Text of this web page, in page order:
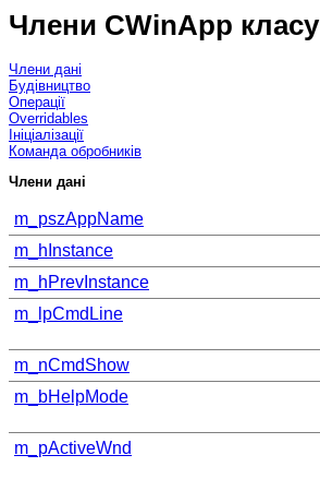
Члени CWinApp класу
Члени дані
Будівництво
Операції
Overridables
Ініціалізації
Команда обробників
Члени дані
m_pszAppName
m_hInstance
m_hPrevInstance
m_lpCmdLine
m_nCmdShow
m_bHelpMode
m_pActiveWnd